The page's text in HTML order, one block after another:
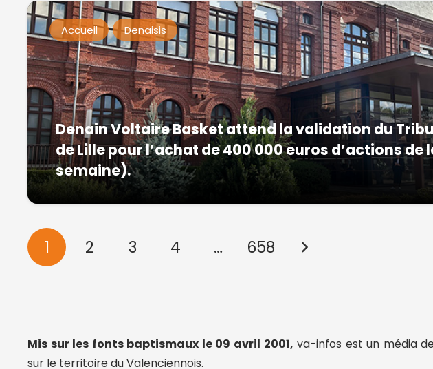
Accueil Denaisis
Denain Voltaire Basket attend la validation du
de Lille pour l’achat de 400 000 euros d’actions de
semaine).
1 2 3 4 … 658
Mis sur les fonts baptismaux le 09 avril 2001, va-infos est un média
sur le territoire du Valenciennois.